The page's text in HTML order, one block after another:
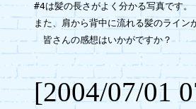
#4は髪の長さがよく分かる写真です。
また、肩から背中に流れる髪のライ
皆さんの感想はいかがですか？
[2004/07/01